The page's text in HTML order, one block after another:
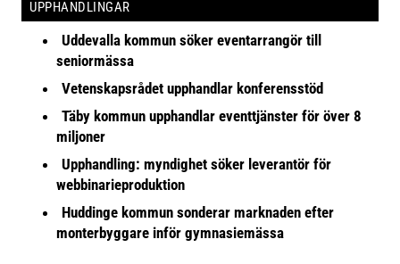
UPPHANDLINGAR
Uddevalla kommun söker eventarrangör till
seniormässa
Vetenskapsrådet upphandlar konferensstöd
Täby kommun upphandlar eventtjänster för över 8
miljoner
Upphandling: myndighet söker leverantör för
webbinarieproduktion
Huddinge kommun sonderar marknaden efter
monterbyggare inför gymnasiemässa